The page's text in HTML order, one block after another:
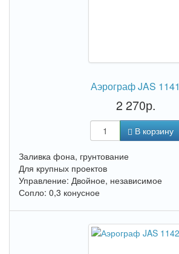
Аэрограф JAS 1141
2 270р.
В корзину
Заливка фона, грунтование
Для крупных проектов
Управление: Двойное, независимое
Сопло: 0,3 конусное